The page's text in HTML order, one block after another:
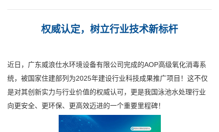
权威认定，树立行业技术新标杆
近日，广东威浪仕水环境设备有限公司完成的AOP高级氧化消毒系
统，被国家住建部列为2025年建设行业科技成果推广项目！这不仅
是对其创新实力与行业价值的权威认可，更是我国泳池水处理行业
向更安全、更环保、更高效迈进的一个重要里程碑！